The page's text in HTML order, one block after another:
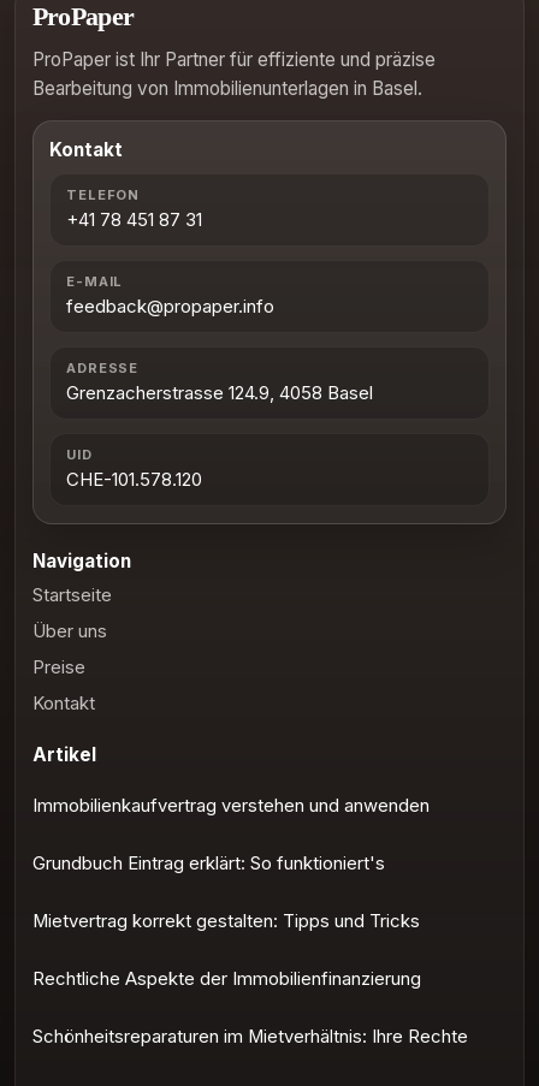
ProPaper
ProPaper ist Ihr Partner für effiziente und präzise
Bearbeitung von Immobilienunterlagen in Basel.
Kontakt
TELEFON
+41 78 451 87 31
E-MAIL
feedback@propaper.info
ADRESSE
Grenzacherstrasse 124.9, 4058 Basel
UID
CHE-101.578.120
Navigation
Startseite
Über uns
Preise
Kontakt
Artikel
Immobilienkaufvertrag verstehen und anwenden
Grundbuch Eintrag erklärt: So funktioniert's
Mietvertrag korrekt gestalten: Tipps und Tricks
Rechtliche Aspekte der Immobilienfinanzierung
Schönheitsreparaturen im Mietverhältnis: Ihre Rechte